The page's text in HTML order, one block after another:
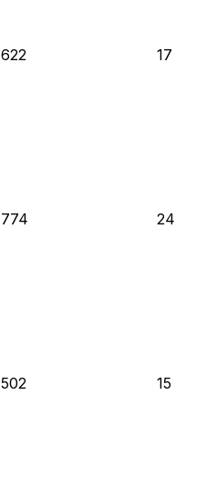
622 17
774 24
502 15